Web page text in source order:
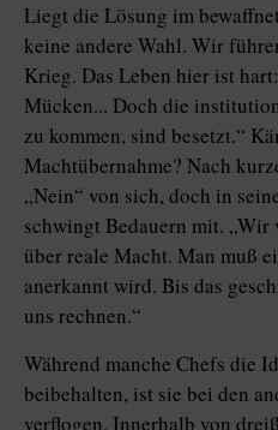
Liegt die Lösung im
keine andere Wahl. Wir
Krieg. Das Leben hier ist
Mücken... Doch die
zu kommen, sind besetzt.“
Machtübernahme? Nach
„Nein“ von sich, doch in
schwingt Bedauern mit.
über reale Macht. Man muß
anerkannt wird. Bis das
uns rechnen.“
Während manche Chefs die
beibehalten, ist sie bei den
verflogen. Innerhalb von